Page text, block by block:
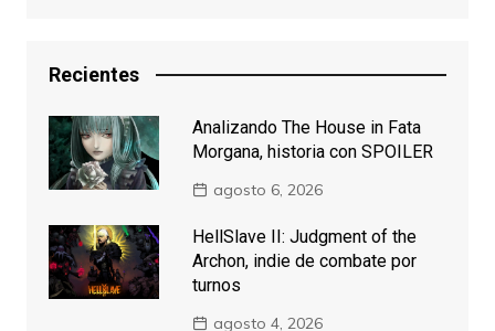
Recientes
Analizando The House in Fata
Morgana, historia con SPOILER
agosto 6, 2026
HellSlave II: Judgment of the
Archon, indie de combate por
turnos
agosto 4, 2026